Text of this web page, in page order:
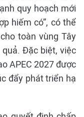
quy hoạch mới
hiếm có”, có thể
toàn vùng Tây
Đặc biệt, việc
APEC 2027 được
đẩy phát triển hạ